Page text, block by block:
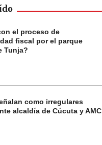
el proceso de
fiscal por el parque
Tunja?
como irregulares
alcaldía de Cúcuta y AMC